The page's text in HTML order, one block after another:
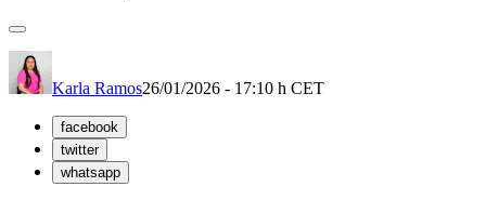
Karla Ramos26/01/2026 - 17:10 h CET
facebook
twitter
whatsapp